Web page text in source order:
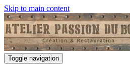
Skip to main content
Toggle navigation